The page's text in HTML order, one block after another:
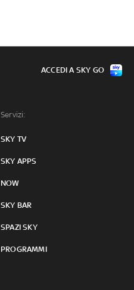
Servizi:
SKY TV
SKY APPS
NOW
SKY BAR
SPAZI SKY
PROGRAMMI
ACCEDI A SKY GO